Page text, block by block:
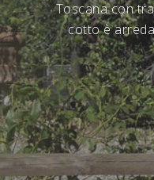
Toscana con
cotto è